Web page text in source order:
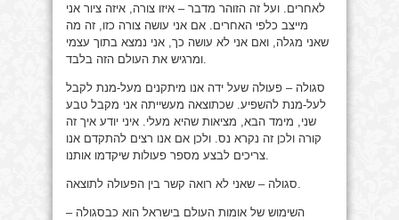
לאחרים. ועל זה הזוהר מדבר – איזו צורה, איזה ציור אני
מייצב כלפי האחרים. אם אני עושה צורה כזו, זה מה
שאני מגלה, ואם אני לא עושה כך, אני נמצא בתוך עצמי
סגולה – פעולה שעל ידה אנו מיתקנים מעל-מנת לקבל
לעל-מנת להשפיע. שכתוצאה מעשייתה אני מקבל טבע
שני, מימד הבא, מציאות שהיא מעלי. איני יודע איך זה
קורה ולכן זה נקרא נס. ולכן אם אנו רצים להתקדם אנו
השימוש של אומות העולם בישראל הוא כבסגולה –